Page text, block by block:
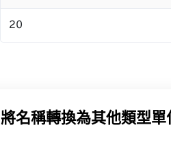
20
將名稱轉換為其他類型單